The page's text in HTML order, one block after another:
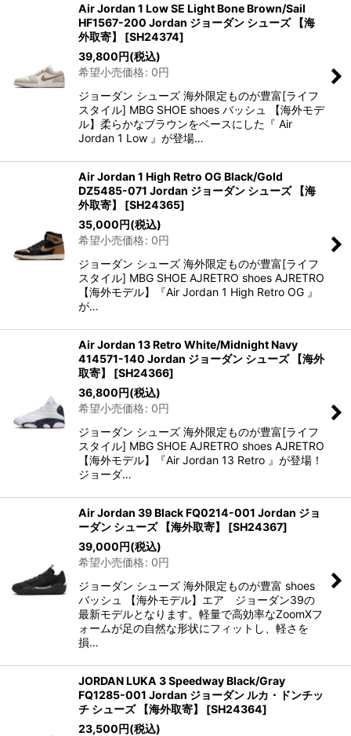
Air Jordan 1 Low SE Light Bone Brown/Sail
HF1567-200 Jordan ジョーダン シューズ 【海
外取寄】
[SH24374]
39,800円(税込)
希望小売価格: 0円
ジョーダン シューズ 海外限定ものが豊富[ライフ
スタイル] MBG SHOE shoes バッシュ 【海外モデ
ル】柔らかなブラウンをベースにした『 Air
Jordan 1 Low 』が登場…
Air Jordan 1 High Retro OG Black/Gold
DZ5485-071 Jordan ジョーダン シューズ 【海
外取寄】
[SH24365]
35,000円(税込)
希望小売価格: 0円
ジョーダン シューズ 海外限定ものが豊富[ライフ
スタイル] MBG SHOE AJRETRO shoes AJRETRO
【海外モデル】『Air Jordan 1 High Retro OG 』
が…
Air Jordan 13 Retro White/Midnight Navy
414571-140 Jordan ジョーダン シューズ 【海外
取寄】
[SH24366]
36,800円(税込)
希望小売価格: 0円
ジョーダン シューズ 海外限定ものが豊富[ライフ
スタイル] MBG SHOE AJRETRO shoes AJRETRO
【海外モデル】『Air Jordan 13 Retro 』が登場！
ジョーダ…
Air Jordan 39 Black FQ0214-001 Jordan ジョ
ーダン シューズ 【海外取寄】
[SH24367]
39,000円(税込)
希望小売価格: 0円
ジョーダン シューズ 海外限定ものが豊富 shoes
バッシュ 【海外モデル】エア ジョーダン39の
最新モデルとなります。軽量で高効率なZoomXフ
ォームが足の自然な形状にフィットし、軽さを
損…
JORDAN LUKA 3 Speedway Black/Gray
FQ1285-001 Jordan ジョーダン ルカ・ドンチッ
チ シューズ 【海外取寄】
[SH24364]
23,500円(税込)